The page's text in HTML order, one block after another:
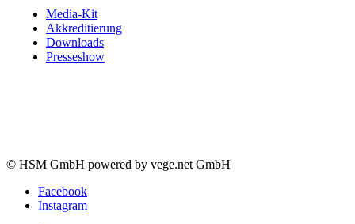
Media-Kit
Akkreditierung
Downloads
Presseshow
© HSM GmbH powered by vege.net GmbH
Facebook
Instagram